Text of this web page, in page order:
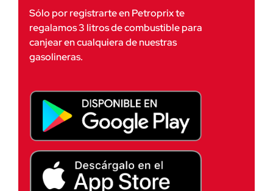
Sólo por registrarte en Petroprix te
regalamos 3 litros de combustible para
canjear en cualquiera de nuestras
gasolineras.